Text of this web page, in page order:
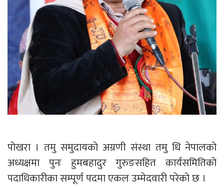
पोखरा । तमु समुदायको अग्रणी संस्था तमु धिं नेपालको
अध्यक्षमा पुनः हुमबहादुर गुरुङसहित कार्यसमितिको
पदाधिकारीका सम्पूर्ण पदमा एकल उम्मेदवारी परेको छ ।